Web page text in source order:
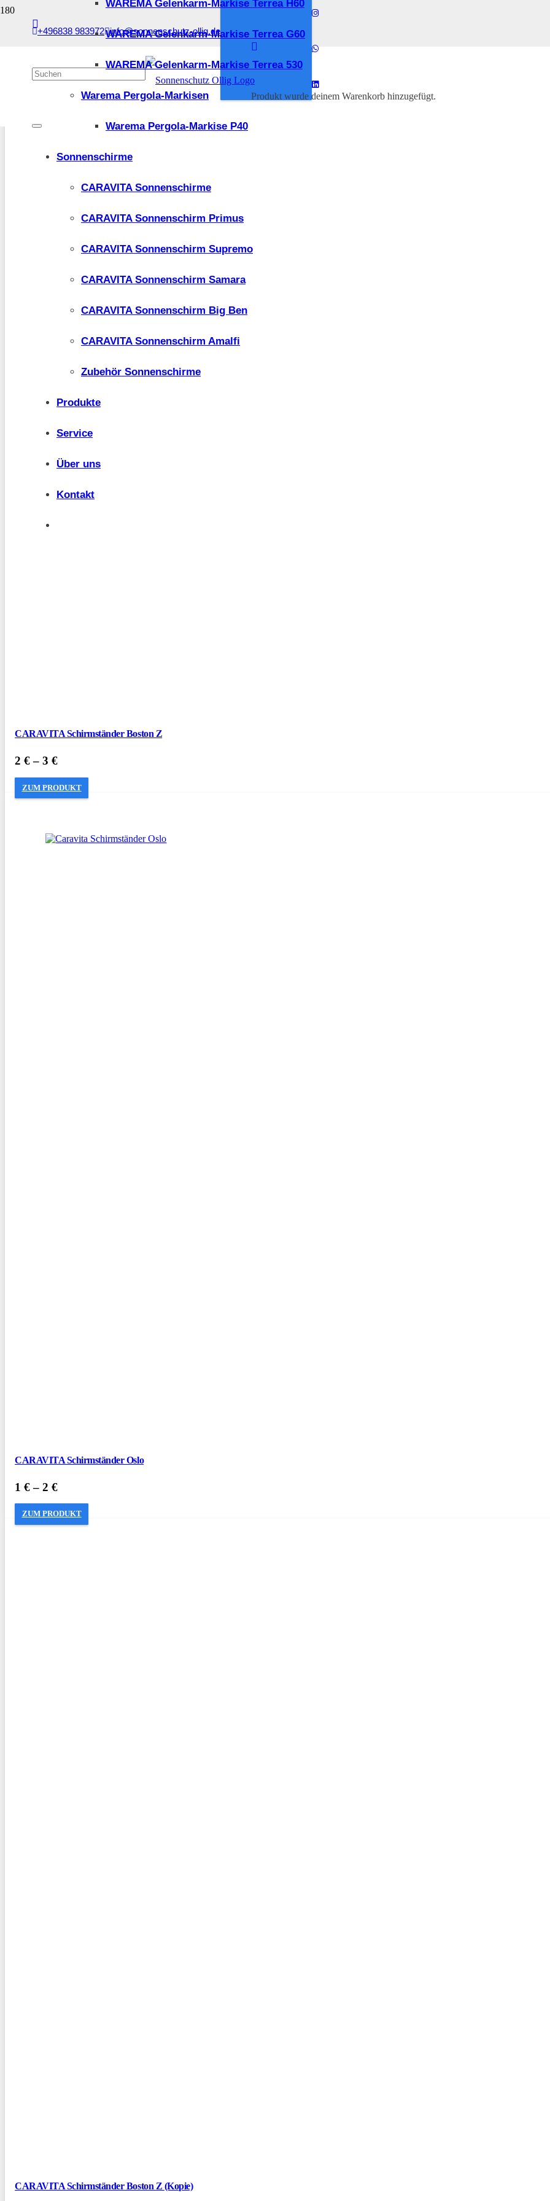
+496838 983972 info@sonnenschutz-ollig.de
Produktwurde deinem Warenkorb hinzugefügt.
WAREMA Gelenkarm-Markise Terrea H60
WAREMA Gelenkarm-Markise Terrea G60
WAREMA Gelenkarm-Markise Terrea 530
Warema Pergola-Markisen
Warema Pergola-Markise P40
Sonnenschirme
CARAVITA Sonnenschirme
CARAVITA Sonnenschirm Primus
CARAVITA Sonnenschirm Supremo
CARAVITA Sonnenschirm Samara
CARAVITA Sonnenschirm Big Ben
CARAVITA Sonnenschirm Amalfi
Zubehör Sonnenschirme
Produkte
Service
Über uns
Kontakt
Sonnenschutz Ollig Suchfilter
CARAVITA Schirmständer Boston Z
2 €– 3 €
ZUM PRODUKT
CARAVITA Schirmständer Oslo
1 €– 2 €
ZUM PRODUKT
CARAVITA Schirmständer Boston Z (Kopie)